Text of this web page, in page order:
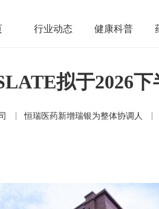
行业动态 健康科普
拟于2026
恒瑞医药新增瑞银为整体协调人